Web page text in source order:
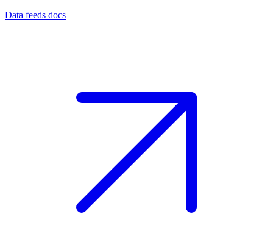
Data feeds docs